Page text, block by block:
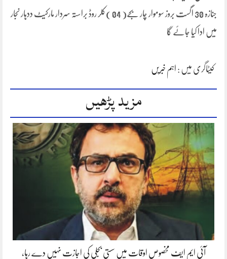
جنازہ 30 اگست بروز سوموار چار بجے( 04 )کلر روڈ براستہ سردار مارکیٹ ددہار نجار
میں ادا کیا جائے گا
کیٹاگری میں : اہم خبریں
مزید پڑھیں
آئی ایم ایف مخصوص اوقات میں سستی بجلی کی اجازت نہیں دے رہا،